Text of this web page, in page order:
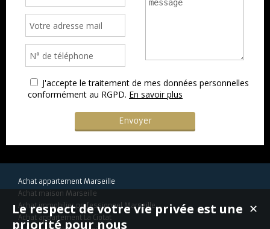
J'accepte le traitement de mes données personnelles
conformément au RGPD. En savoir plus
Achat appartement Marseille
Achat maison Marseille
Achat immobilier professionnel Marseille
Achat appartement La Ciotat
✕
Le respect de votre vie privée est une
priorité pour nous